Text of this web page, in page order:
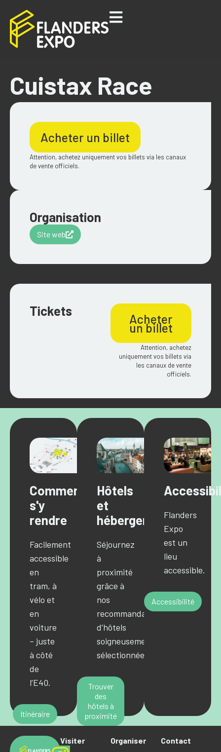
Cuistax Race
Acheter un billet
Attention, achetez uniquement vos billets via les canaux
de vente officiels.
Organisation
Site web
Tickets
Acheter
un billet
Attention, achetez
uniquement vos billets via
les canaux de vente
officiels.
Comment
s'y
rendre
Facilement
accessible
en
tram, à
vélo et
en
voiture
– juste
à côté
de
l’E40.
Itinéraire
Hôtels
et
hébergements
Séjournez
à
proximité
grâce à
nos
recommandations
d’hôtels
soigneusement
sélectionnées.
Trouver
des
hôtels à
proximité
Flanders
Expo
est un
lieu
accessible.
Accessibilité
Visiter
Organiser
Contact